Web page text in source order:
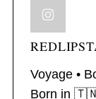
Voyage •
Born in